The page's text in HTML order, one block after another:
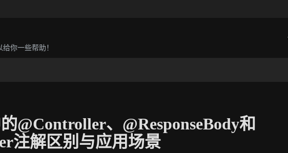
你一些帮助！
@Controller、@ResponseBody和
注解区别与应用场景